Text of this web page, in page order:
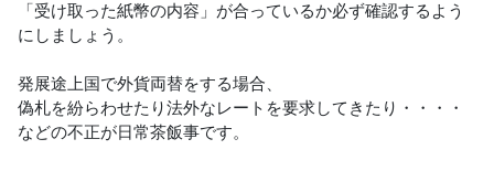
「受け取った紙幣の内容」が合っているか必ず確認するよう
にしましょう。
発展途上国で外貨両替をする場合、
偽札を紛らわせたり法外なレートを要求してきたり・・・・
などの不正が日常茶飯事です。